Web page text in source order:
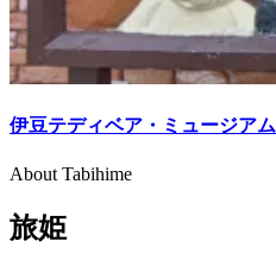
伊豆テディベア・ミュージアム
About Tabihime
旅姫